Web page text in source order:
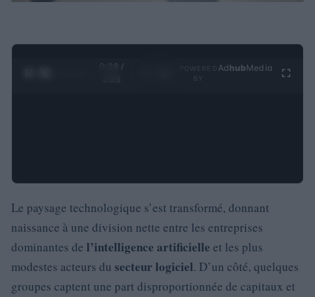
0:29 /
Ad hubMedia
Le paysage technologique s’est transformé, donnant
naissance à une division nette entre les entreprises
dominantes de l’intelligence artificielle et les plus
modestes acteurs du secteur logiciel. D’un côté, quelques
groupes captent une part disproportionnée de capitaux et